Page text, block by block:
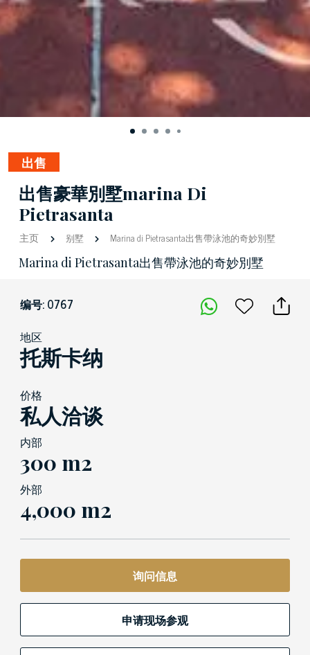
出售
出售豪華別墅marina Di
Pietrasanta
主页 别墅 Marina di Pietrasanta出售帶泳池的奇妙別墅
Marina di Pietrasanta出售帶泳池的奇妙別墅
编号: 0767
地区
托斯卡纳
价格
私人洽谈
内部
300 m2
外部
4,000 m2
询问信息
申请现场参观